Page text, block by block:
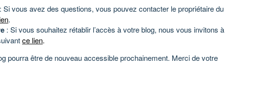
: Si vous avez des questions, vous pouvez contacter le propriétaire du
.
: Si vous souhaitez rétablir l’accès à votre blog, nous vous invitons à
ce lien.
pourra être de nouveau accessible prochainement. Merci de votre